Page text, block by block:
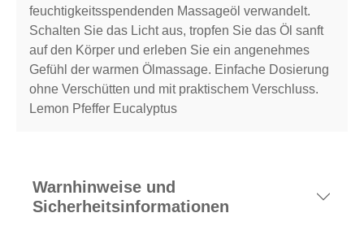
feuchtigkeitsspendenden Massageöl verwandelt.
Schalten Sie das Licht aus, tropfen Sie das Öl sanft
auf den Körper und erleben Sie ein angenehmes
Gefühl der warmen Ölmassage. Einfache Dosierung
ohne Verschütten und mit praktischem Verschluss.
Lemon Pfeffer Eucalyptus
Warnhinweise und
Sicherheitsinformationen